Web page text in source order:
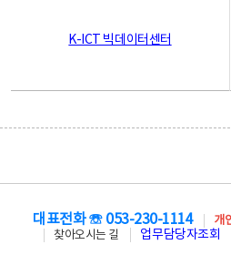
K-ICT 빅데이터센터
대표전화 ☏ 053-230-1114 개
찾아오시는 길
업무담당자조회